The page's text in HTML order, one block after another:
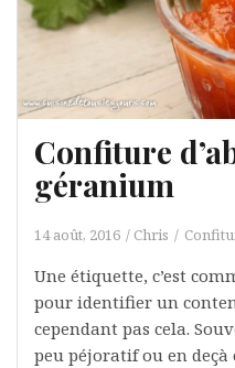
Confiture
géranium
14 août, 2016 Chris
Une étiquette, c’est
pour identifier un
cependant pas cela.
peu péjoratif ou en deçà